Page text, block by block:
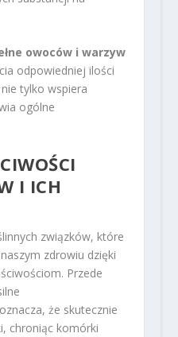
owoców i warzyw
odpowiedniej ilości
tylko wspiera
ogólne
I ICH
związków, które
zdrowiu dzięki
Przede
że skutecznie
chroniąc komórki